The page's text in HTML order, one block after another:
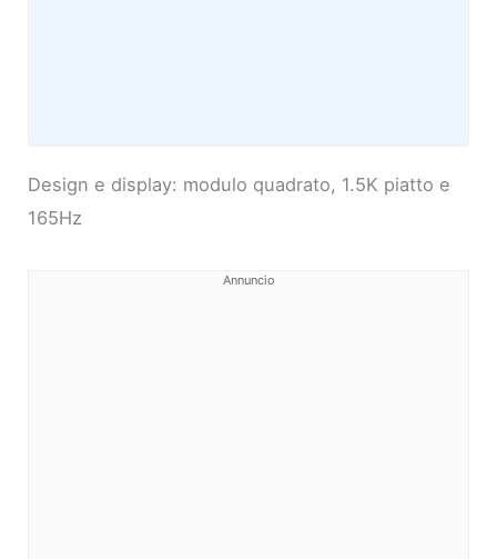
Design e display: modulo quadrato, 1.5K piatto e
165Hz
Annuncio